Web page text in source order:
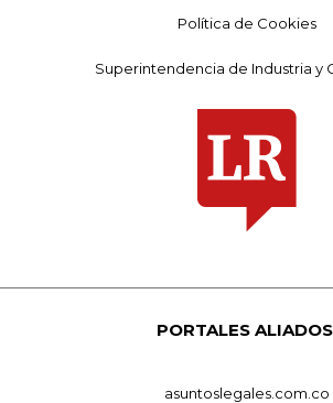
Política de Cookies
Superintendencia de Industria y
PORTALES
asuntoslegales.com.co